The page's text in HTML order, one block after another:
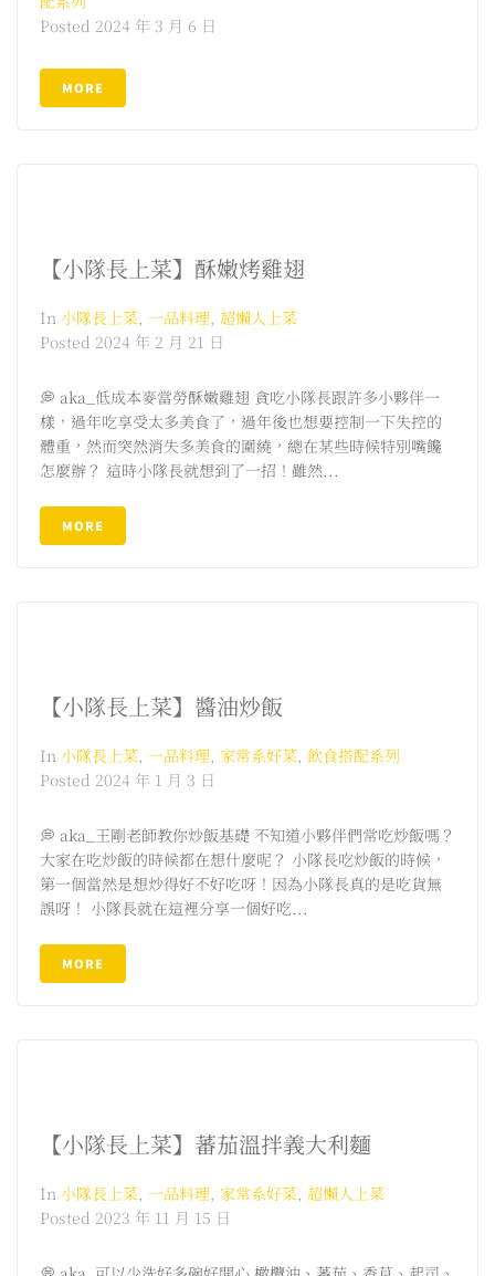
Posted 2024 年 3 月 6 日
MORE
【小隊長上菜】酥嫩烤雞翅
In 小隊長上菜, 一品料理, 超懶人上菜
Posted 2024 年 2 月 21 日
💭 aka_低成本麥當勞酥嫩雞翅 貪吃小隊長跟許多小夥伴一
樣，過年吃享受太多美食了，過年後也想要控制一下失控的
體重，然而突然消失多美食的圍繞，總在某些時候特別嘴饞
怎麼辦？ 這時小隊長就想到了一招！雖然...
MORE
【小隊長上菜】醬油炒飯
In 小隊長上菜, 一品料理, 家常系好菜, 飲食搭配系列
Posted 2024 年 1 月 3 日
💭 aka_王剛老師教你炒飯基礎 不知道小夥伴們常吃炒飯嗎？
大家在吃炒飯的時候都在想什麼呢？ 小隊長吃炒飯的時候，
第一個當然是想炒得好不好吃呀！因為小隊長真的是吃貨無
誤呀！ 小隊長就在這裡分享一個好吃...
MORE
【小隊長上菜】蕃茄溫拌義大利麵
In 小隊長上菜, 一品料理, 家常系好菜, 超懶人上菜
Posted 2023 年 11 月 15 日